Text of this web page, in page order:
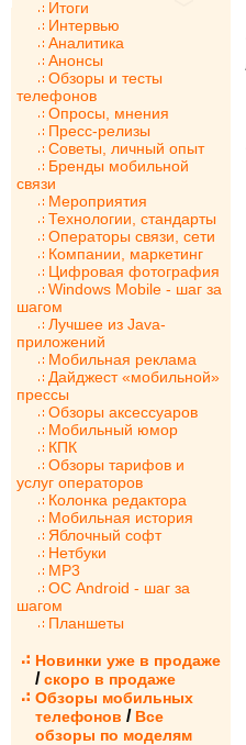
Итоги
Интервью
Аналитика
Анонсы
Обзоры и тесты
телефонов
Опросы, мнения
Пресс-релизы
Советы, личный опыт
Бренды мобильной
связи
Мероприятия
Технологии, стандарты
Операторы связи, сети
Компании, маркетинг
Цифровая фотография
Windows Mobile - шаг за
шагом
Лучшее из Java-
приложений
Мобильная реклама
Дайджест «мобильной»
прессы
Обзоры аксессуаров
Мобильный юмор
КПК
Обзоры тарифов и
услуг операторов
Колонка редактора
Мобильная история
Яблочный софт
Нетбуки
MP3
ОС Android - шаг за
шагом
Планшеты
Новинки уже в продаже
/ скоро в продаже
Обзоры мобильных
телефонов / Все
обзоры по моделям